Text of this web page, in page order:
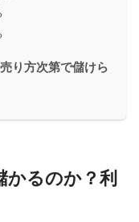
り方次第で儲けら
かるのか？利